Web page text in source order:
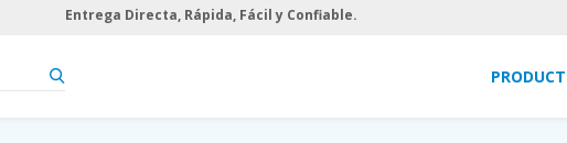
Entrega Directa, Rápida, Fácil y Confiable.